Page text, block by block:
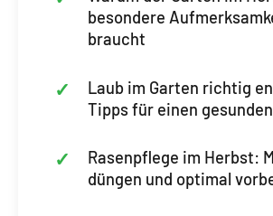
besondere
braucht
Laub im Garten richtig
Tipps für einen
Rasenpflege im Herbst:
düngen und optimal